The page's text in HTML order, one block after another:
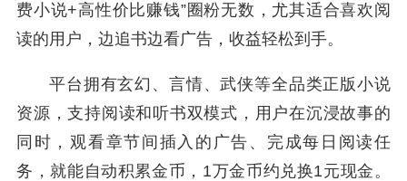
费小说+高性价比赚钱”圈粉无数，尤其适合喜欢阅
读的用户，边追书边看广告，收益轻松到手。
平台拥有玄幻、言情、武侠等全品类正版小说
资源，支持阅读和听书双模式，用户在沉浸故事的
同时，观看章节间插入的广告、完成每日阅读任
务，就能自动积累金币，1万金币约兑换1元现金。